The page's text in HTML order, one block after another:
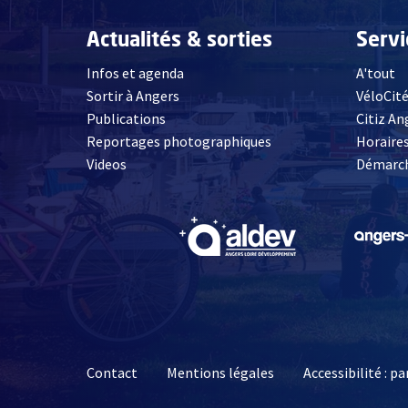
Actualités & sorties
Infos et agenda
Sortir à Angers
Publications
Reportages photographiques
Videos, Ouvre une nouvelle fenêtre
A'tout
VéloCité
Citiz
, Ouvre une
Contact Mentions légales Accessibilité :